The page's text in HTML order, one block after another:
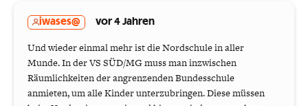
iwases@ vor 4 Jahren
Und wieder einmal mehr ist die Nordschule in aller
Munde. In der VS SÜD/MG muss man inzwischen
Räumlichkeiten der angrenzenden Bundesschule
anmieten, um alle Kinder unterzubringen. Diese müssen